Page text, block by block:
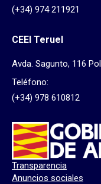
(+34) 974 211921
CEEI Teruel
Avda. Sagunto, 116
Teléfono:
(+34) 978 610812
Transparencia
Anuncios sociales